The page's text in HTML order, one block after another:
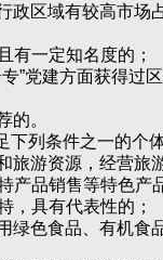
区域有较高市场
一定知名度的；
党建方面获得过区
。
列条件之一的个体
游资源，经营旅
产品销售等特色产
，具有代表性的；
色食品、有机食